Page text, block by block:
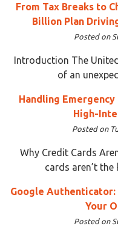
From Tax Breaks to
Billion Plan
Posted on
Introduction The
of an
Handling
High-
Posted on
Why Credit Cards
cards aren’t the
Google
Your
Posted on